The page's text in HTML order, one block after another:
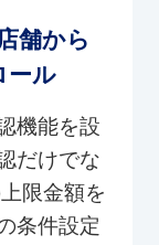
舗から
ール
機能を設
だけでな
限金額を
条件設定